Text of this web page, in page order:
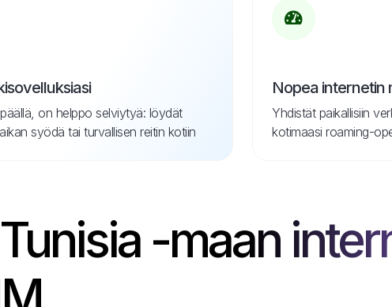
on helppo selviytyä: löydät
syödä tai turvallisen reitin kotiin
Nopea internetin
Yhdistät paikallisiin
kotimaasi roaming-
-maan